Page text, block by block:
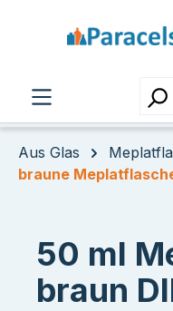
Aus Glas
braune
50 ml
braun